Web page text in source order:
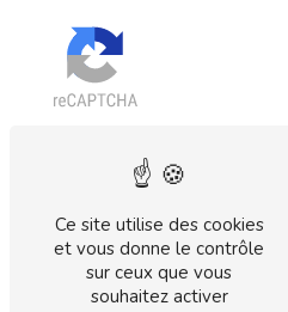
Vous n'êtes pas un robot,
question : combien font six
Ce site utilise des cookies
et vous donne le contrôle
sur ceux que vous
souhaitez activer